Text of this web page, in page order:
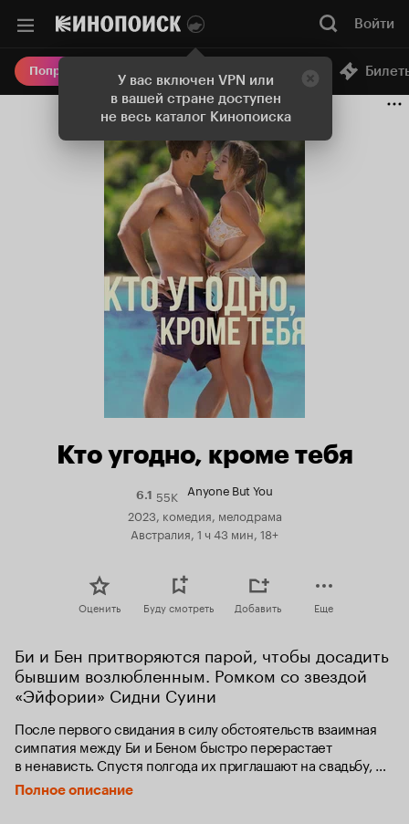
У вас включен VPN или
в вашей стране доступен
не весь каталог Кинопоиска
Войти
Попробовать Плюс Онлайн-кинотеатр
Кто угодно, кроме тебя
6.1Рейтинг
Кинопоиска
6.1
55K Anyone But You
2023, комедия, мелодрама
Австралия, 1 ч 43 мин, 18+
Оценить Буду смотреть Добавить Еще
Би и Бен притворяются парой, чтобы досадить
бывшим возлюбленным. Ромком со звездой
«Эйфории» Сидни Суини
После первого свидания в силу обстоятельств взаимная
симпатия между Би и Беном быстро перерастает
в ненависть. Спустя полгода их приглашают на свадьбу,
и Би с Беном снова вынуждены терпеть друг друга.
Правда, на этот раз по личным причинам они решают
Полное описание